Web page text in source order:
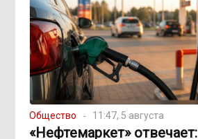
Общество 11:47, 5 августа
«Нефтемаркет» отвечает: